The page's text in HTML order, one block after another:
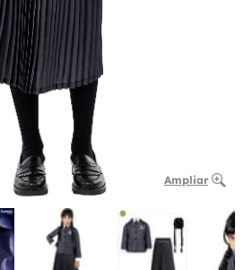
Ampliar